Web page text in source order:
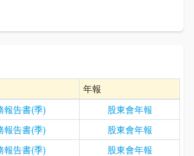
年報
報告書(季)
股東會年報
報告書(季)
股東會年報
報告書(季)
股東會年報